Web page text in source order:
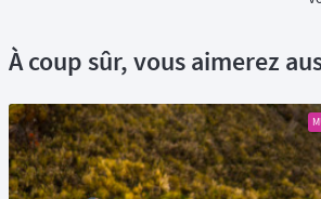
À coup sûr, vous aimerez